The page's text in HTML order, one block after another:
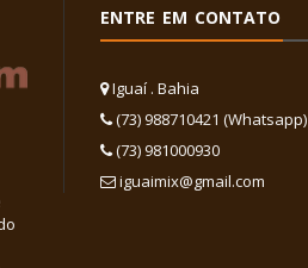
ENTRE EM CONTATO
Iguaí . Bahia
(73) 988710421 (Whatsapp)
(73) 981000930
iguaimix@gmail.com